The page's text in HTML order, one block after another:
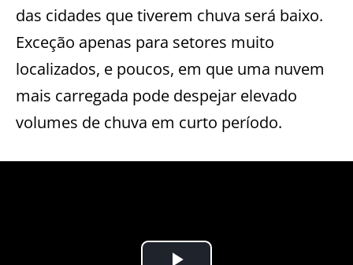
das cidades que tiverem chuva será baixo.
Exceção apenas para setores muito
localizados, e poucos, em que uma nuvem
mais carregada pode despejar elevado
volumes de chuva em curto período.